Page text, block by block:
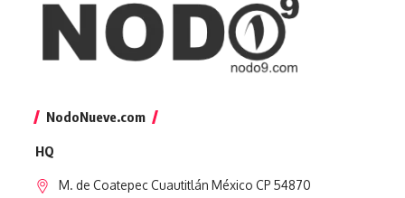
NodoNueve.com
HQ
M. de Coatepec Cuautitlán México CP 54870